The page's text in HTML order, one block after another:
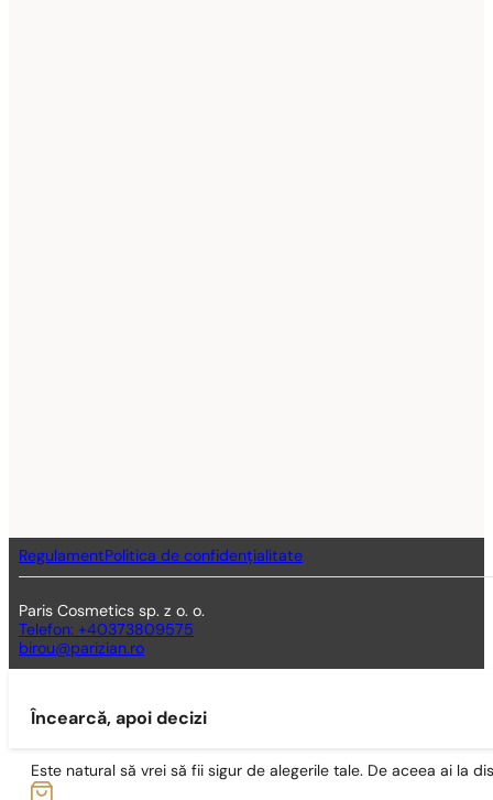
Regulament Politica de confidențialitate
Paris Cosmetics sp. z o. o.
Telefon: +40373809575
birou@parizian.ro
Încearcă, apoi decizi
Este natural să vrei să fii sigur de alegerile tale. De aceea ai la